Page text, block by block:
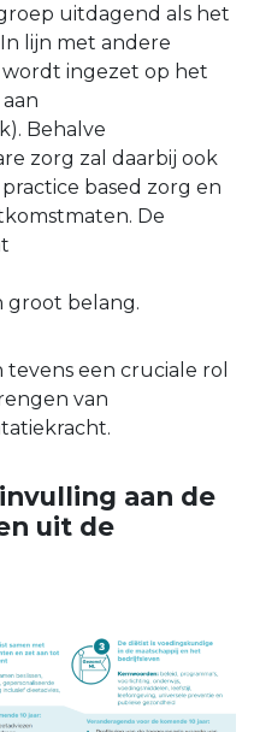
uitdagend als het
lijn met andere
ingezet op het
Behalve
zorg zal daarbij ook
based zorg en
De
groot belang.
een cruciale rol
van
aan de
uit de